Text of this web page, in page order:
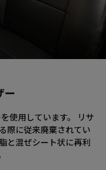
ー
使用しています。 リサ
際に従来廃棄されてい
と混ぜシート状に再利